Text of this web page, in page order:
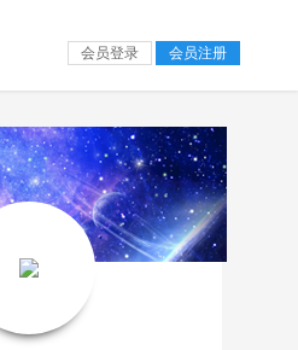
会员登录 会员注册